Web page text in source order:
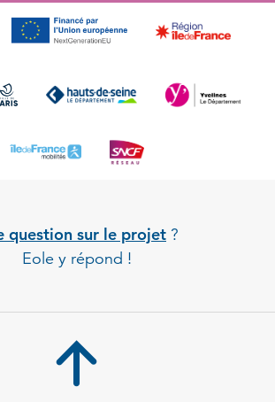
question sur le projet ?
Eole y répond !